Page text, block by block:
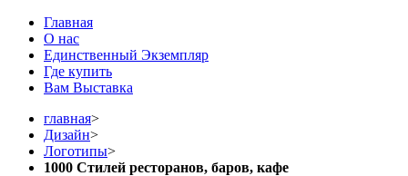
Главная
О нас
Единственный Экземпляр
Где купить
Вам Выставка
главная>
Дизайн>
Логотипы>
1000 Стилей ресторанов, баров, кафе